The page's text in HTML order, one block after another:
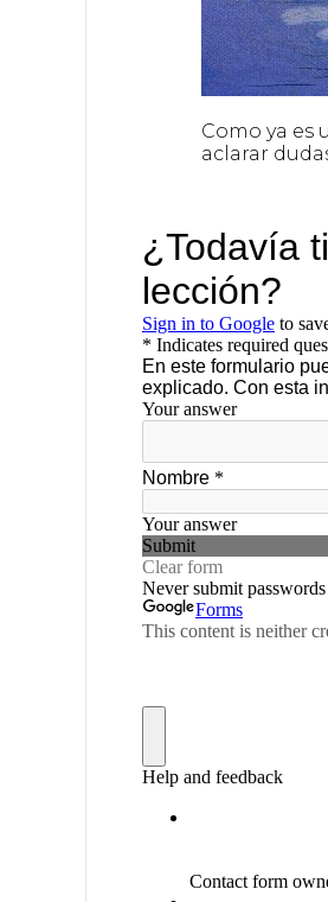
Como ya es
aclarar